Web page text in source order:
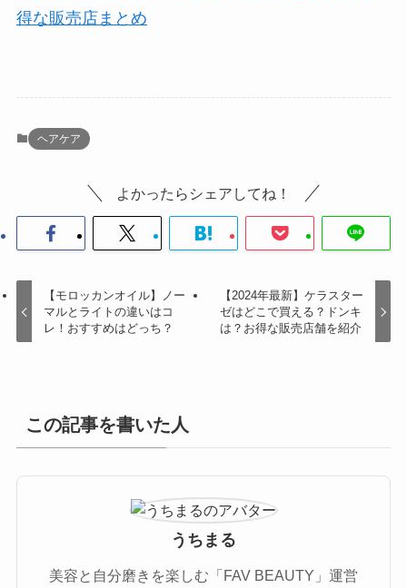
得な販売店まとめ
ヘアケア
よかったらシェアしてね！
【モロッカンオイル】ノー
マルとライトの違いはコ
レ！おすすめはどっち？
【2024年最新】ケラスター
ゼはどこで買える？ドンキ
は？お得な販売店舗を紹介
この記事を書いた人
うちまる
美容と自分磨きを楽しむ「FAV BEAUTY」運営